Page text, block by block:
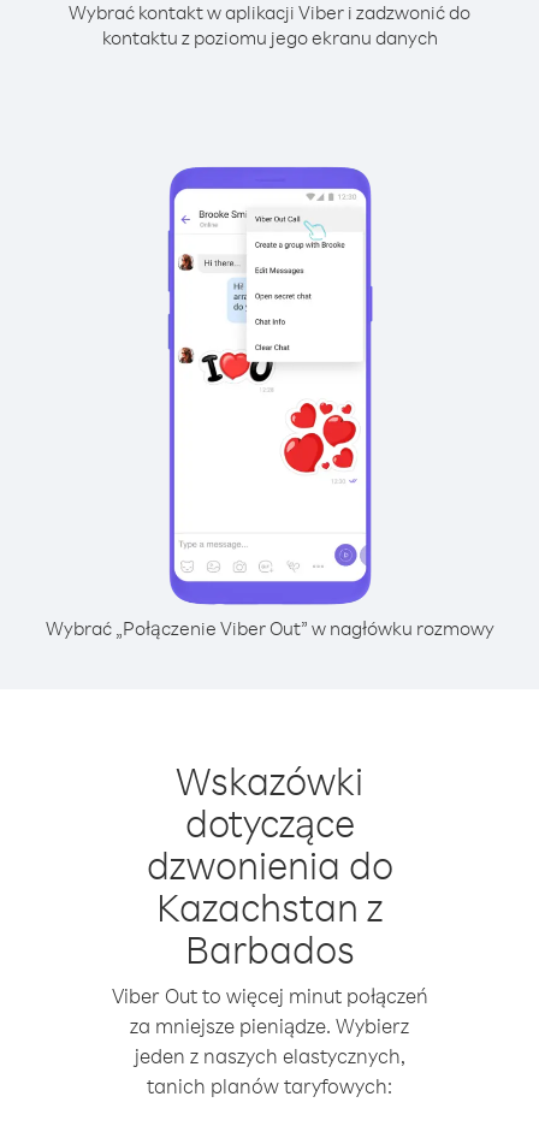
Wybrać kontakt w aplikacji Viber i zadzwonić do
kontaktu z poziomu jego ekranu danych
Wybrać „Połączenie Viber Out” w nagłówku rozmowy
Wskazówki
dotyczące
dzwonienia do
Kazachstan z
Barbados
Viber Out to więcej minut połączeń
za mniejsze pieniądze. Wybierz
jeden z naszych elastycznych,
tanich planów taryfowych: